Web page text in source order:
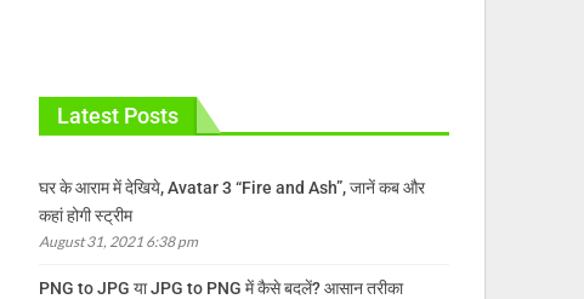
Latest Posts
घर के आराम में देखिये, Avatar 3 “Fire and Ash”, जानें कब और
कहां होगी स्ट्रीम
August 31, 2021 6:38 pm
PNG to JPG या JPG to PNG में कैसे बदलें? आसान तरीका